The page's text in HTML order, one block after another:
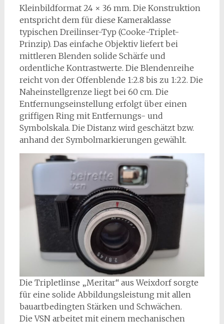
Kleinbildformat 24 × 36 mm. Die Konstruktion
entspricht dem für diese Kameraklasse
typischen Dreilinser-Typ (Cooke-Triplet-
Prinzip). Das einfache Objektiv liefert bei
mittleren Blenden solide Schärfe und
ordentliche Kontrastwerte. Die Blendenreihe
reicht von der Offenblende 1:2.8 bis zu 1:22. Die
Naheinstellgrenze liegt bei 60 cm. Die
Entfernungseinstellung erfolgt über einen
griffigen Ring mit Entfernungs- und
Symbolskala. Die Distanz wird geschätzt bzw.
anhand der Symbolmarkierungen gewählt.
Die Tripletlinse „Meritar“ aus Weixdorf sorgte
für eine solide Abbildungsleistung mit allen
bauartbedingten Stärken und Schwächen.
Die VSN arbeitet mit einem mechanischen